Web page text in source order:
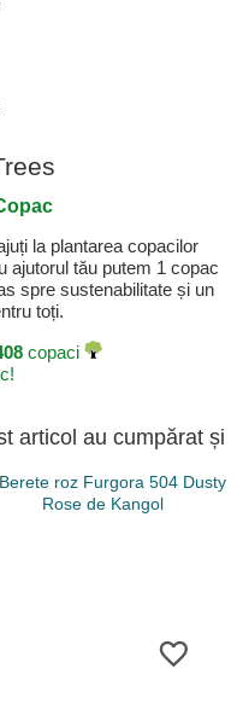
la plantarea copacilor
ajutorul tău putem 1 copac
spre sustenabilitate și un
toți.
copaci
articol au cumpărat și